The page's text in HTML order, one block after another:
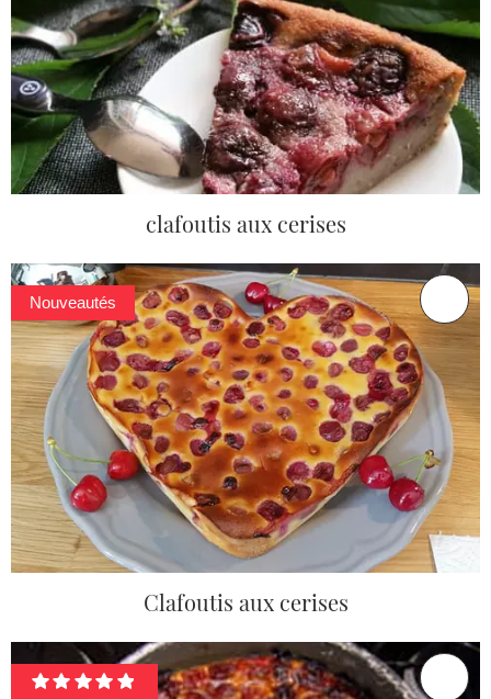
clafoutis aux cerises
Nouveautés
Clafoutis aux cerises